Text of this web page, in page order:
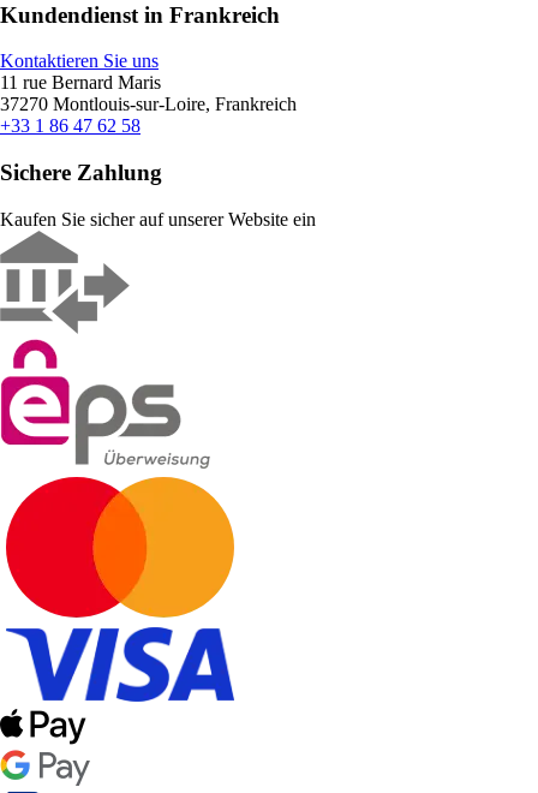
Kundendienst in Frankreich
Kontaktieren Sie uns
11 rue Bernard Maris
37270 Montlouis-sur-Loire, Frankreich
+33 1 86 47 62 58
Sichere Zahlung
Kaufen Sie sicher auf unserer Website ein